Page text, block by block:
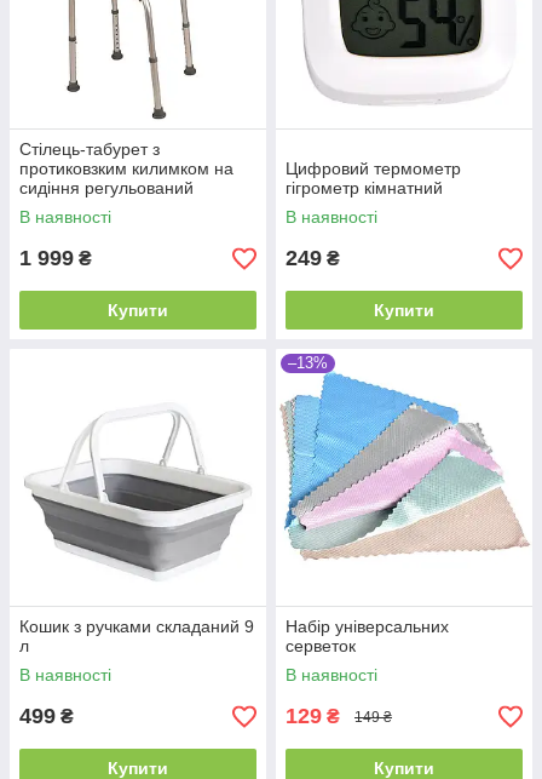
Стілець-табурет з
протиковзким килимком на
сидіння регульований
В наявності
1 999 ₴
Купити
Цифровий термометр
гігрометр кімнатний
В наявності
249 ₴
Купити
Кошик з ручками складаний 9
л
В наявності
499 ₴
Купити
–13%
Набір універсальних
серветок
В наявності
129 ₴ 149 ₴
Купити